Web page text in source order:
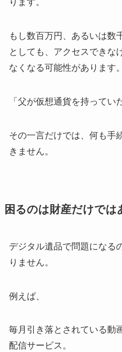
ります。
もし数百万円、あるいは数
としても、アクセスできな
なくなる可能性があります。
「父が仮想通貨を持ってい
その一言だけでは、何も手
きません。
困るのは​財産だけでは​
デジタル遺品で問題になる
りません。
例えば、
毎月引き落とされている動
配信サービス。